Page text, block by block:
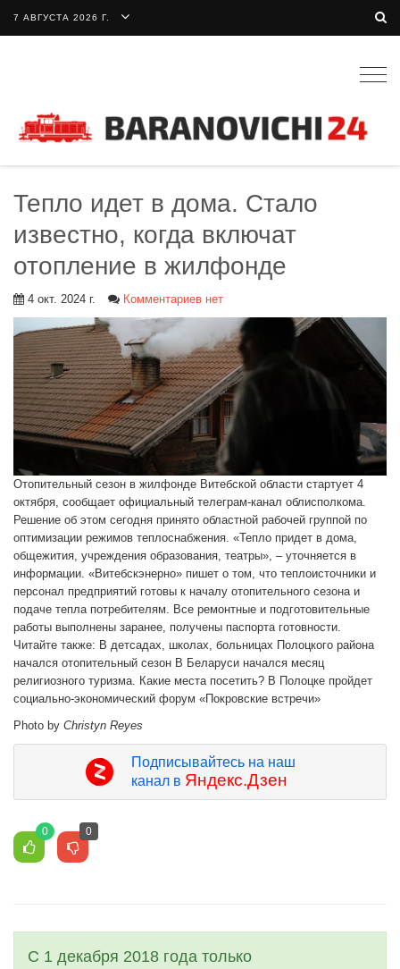
7 АВГУСТА 2026 Г.
Тепло идет в дома. Стало
известно, когда включат
отопление в жилфонде
4 окт. 2024 г. Комментариев нет
Отопительный сезон в жилфонде Витебской области стартует 4
октября, сообщает официальный телеграм-канал облисполкома.
Решение об этом сегодня принято областной рабочей группой по
оптимизации режимов теплоснабжения. «Тепло придет в дома,
общежития, учреждения образования, театры», – уточняется в
информации. «Витебскэнерно» пишет о том, что теплоисточники и
персонал предприятий готовы к началу отопительного сезона и
подаче тепла потребителям. Все ремонтные и подготовительные
работы выполнены заранее, получены паспорта готовности.
Читайте также: В детсадах, школах, больницах Полоцкого района
начался отопительный сезон В Беларуси начался месяц
религиозного туризма. Какие места посетить? В Полоцке пройдет
социально-экономический форум «Покровские встречи»
Photo by Christyn Reyes
Подписывайтесь на наш
канал в Яндекс.Дзен
0 0
С 1 декабря 2018 года только